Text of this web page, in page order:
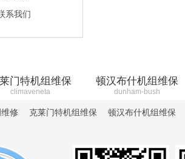
系我们
门特机组维保
climaveneta
顿汉布什机组维保
dunham-bush
修 克莱门特机组维保 顿汉布什机组维保